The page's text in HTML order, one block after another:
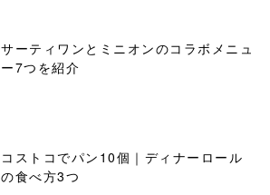
サーティワンとミニオンのコラボメニュ
ー7つを紹介
コストコでパン10個｜ディナーロール
の食べ方3つ